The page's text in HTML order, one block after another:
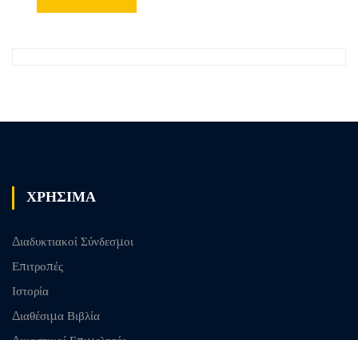
ΧΡΗΣΙΜΑ
Διαδυκτιακοί Σύνδεσμοι
Επιτροπές
Ιστορία
Διαθέσιμα Βιβλία